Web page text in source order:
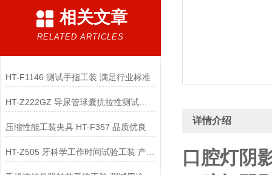
相关文章
RELATED ARTICLES
HT-F1146 测试手指工装 满足行业标准
HT-Z222GZ 导尿管球囊抗拉性测试工装 标准满足
压缩性能工装夹具 HT-F357 品质优良
HT-Z505 牙科学工作时间试验工装 产品质量好
详情介绍
口腔灯阴